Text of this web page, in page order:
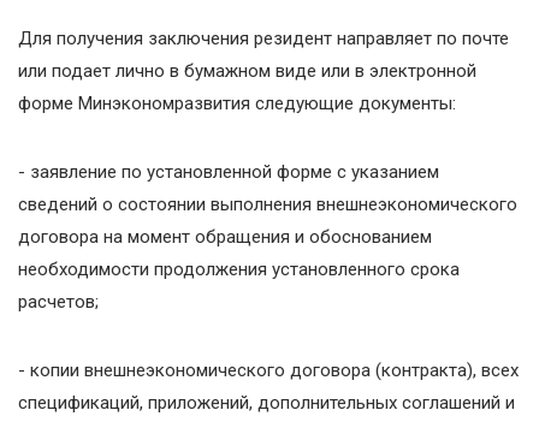
Для получения заключения резидент направляет по почте
или подает лично в бумажном виде или в электронной
форме Минэкономразвития следующие документы:
- заявление по установленной форме с указанием
сведений о состоянии выполнения внешнеэкономического
договора на момент обращения и обоснованием
необходимости продолжения установленного срока
расчетов;
- копии внешнеэкономического договора (контракта), всех
спецификаций, приложений, дополнительных соглашений и